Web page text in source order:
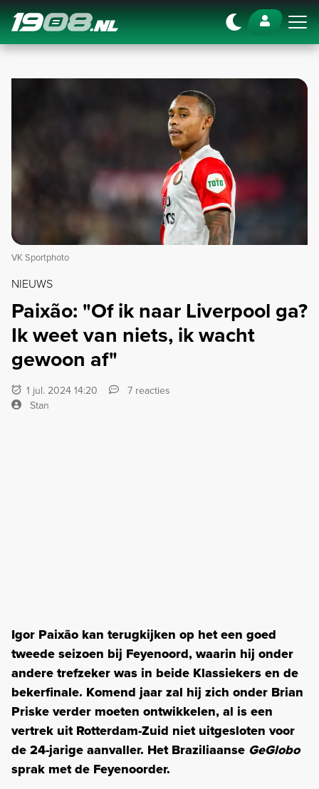
Navigation
VK Sportphoto
NIEUWS
Paixão: "Of ik naar Liverpool ga?
Ik weet van niets, ik wacht
gewoon af"
1 jul. 2024 14:20
7 reacties
Stan
Igor Paixão kan terugkijken op het een goed
tweede seizoen bij Feyenoord, waarin hij onder
andere trefzeker was in beide Klassiekers en de
bekerfinale. Komend jaar zal hij zich onder Brian
Priske verder moeten ontwikkelen, al is een
vertrek uit Rotterdam-Zuid niet uitgesloten voor
de 24-jarige aanvaller. Het Braziliaanse GeGlobo
sprak met de Feyenoorder.